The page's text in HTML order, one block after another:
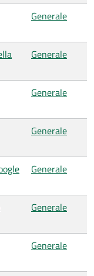
Generale
Generale
Generale
Generale
Generale
Generale
Generale